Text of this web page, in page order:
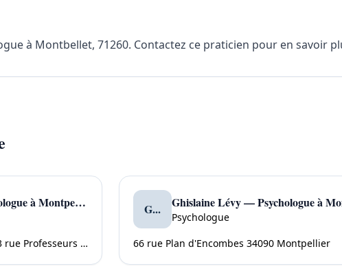
à Montbellet, 71260. Contactez ce praticien pour en savoir
Julien Frutuoso — Psychologue à Montpellier
résid Les Hauts De Saint Priest 403 rue Professeurs Truc 34090 Montpellier
G...
Psychologue
66 rue Plan d'Encombes 34090 Montpellier